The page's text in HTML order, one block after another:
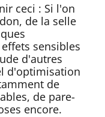
ceci : Si l'on
de la selle
sensibles
d'autres
d'optimisation
de
de pare-
encore.